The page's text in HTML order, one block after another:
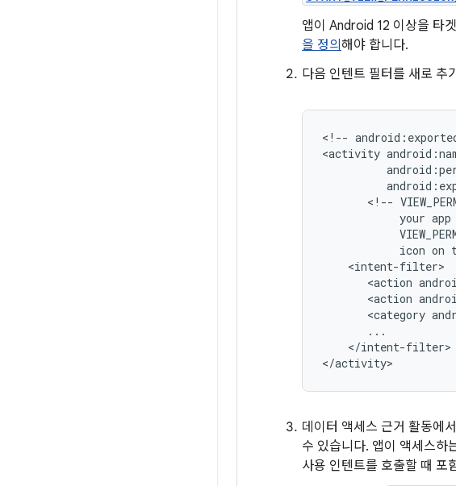
앱이 Android 12 이상을 타
을 정의 해야 합니다.
다음 인텐트 필터를 새로 추
<!--
<activity
<!--
your app
icon on
<action
<action
<category
</intent-filter>
</activity>
데이터 액세스 근거 활동에
수 있습니다. 앱이 액세스하
사용 인텐트를 호출할 때 포